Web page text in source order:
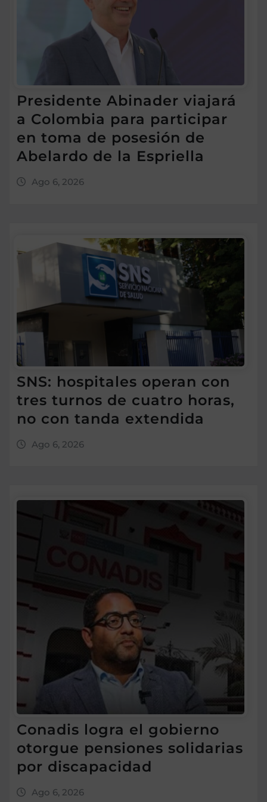
Presidente Abinader viajará
a Colombia para participar
en toma de posesión de
Abelardo de la Espriella
Ago 6, 2026
SNS: hospitales operan con
tres turnos de cuatro horas,
no con tanda extendida
Ago 6, 2026
Conadis logra el gobierno
otorgue pensiones solidarias
por discapacidad
Ago 6, 2026